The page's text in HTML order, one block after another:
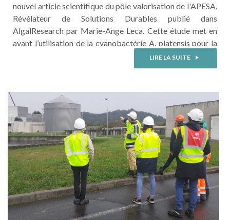
nouvel article scientifique du pôle valorisation de l'APESA,
Révélateur de Solutions Durables publié dans
AlgalResearch par Marie-Ange Leca. Cette étude met en
avant l’utilisation de la cyanobactérie A. platensis pour la
valorisation de nutriments résiduels présents dans le
digestat de méthanisation tout en utilisant de l’eau de
Pour ...
LIRE LA SUITE
LIRE LA SUITE